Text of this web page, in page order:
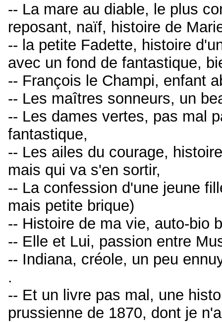
-- La mare au diable, le plus
reposant, naïf, histoire de
-- la petite Fadette, histoire
avec un fond de fantastique,
-- François le Champi, enfant
-- Les maîtres sonneurs, un
-- Les dames vertes, pas mal
fantastique,
-- Les ailes du courage,
mais qui va s'en sortir,
-- La confession d'une jeune
mais petite brique)
-- Histoire de ma vie, auto-bio
-- Elle et Lui, passion entre
-- Indiana, créole, un peu
.
-- Et un livre pas mal, une
prussienne de 1870, dont je